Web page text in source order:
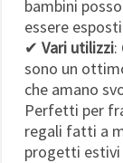
bambini
essere
✔ Vari utilizzi:
sono un
che amano
Perfetti per
regali fatti a
progetti estivi